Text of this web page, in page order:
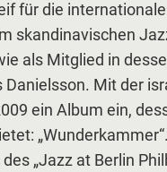
für die
skandinavischen
als Mitglied in
Danielsson. Mit der
ein Album ein,
„Jazz at Berlin